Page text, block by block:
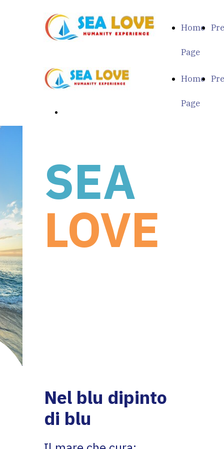
Home
Page
Home
Page
SEA
LOVE
HUMANITY
EXPERIENCE
Nel blu dipinto
di blu